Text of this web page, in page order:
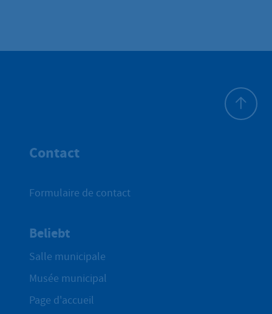
Contact
Formulaire de contact
Beliebt
Salle municipale
Musée municipal
Page d'accueil